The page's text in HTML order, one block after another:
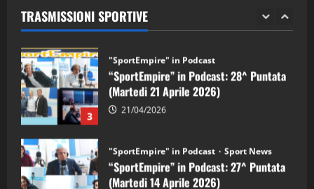
TRASMISSIONI SPORTIVE
2 28/04/2026
3
"SportEmpire" in Podcast
“SportEmpire” in Podcast: 28^ Puntata
(Martedi 21 Aprile 2026)
21/04/2026
"SportEmpire" in Podcast Sport News
“SportEmpire” in Podcast: 27^ Puntata
(Martedi 14 Aprile 2026)